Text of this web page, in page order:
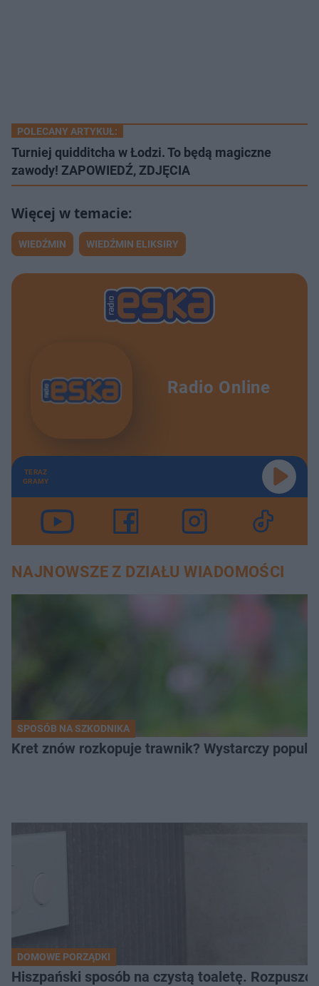
POLECANY ARTYKUŁ:
Turniej quidditcha w Łodzi. To będą magiczne
zawody! ZAPOWIEDŹ, ZDJĘCIA
WIEDŹMIN WIEDŹMIN ELIKSIRY
Radio Online
TERAZ
GRAMY
NAJNOWSZE Z DZIAŁU WIADOMOŚCI
SPOSÓB NA SZKODNIKA
Kret znów rozkopuje trawnik? Wystarczy
DOMOWE PORZĄDKI
Hiszpański sposób na czystą toaletę.